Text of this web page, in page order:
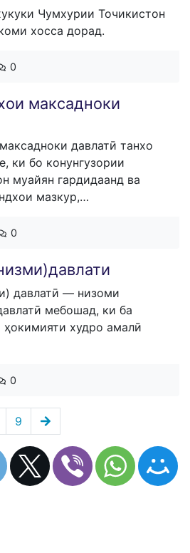
Чумхурии Точикистон
хосса дорад.
0
максадноки
давлатӣ танхо
ки бо конунгузории
муайян гардидаанд ва
мазкур,…
0
давлатӣ — низоми
мебошад, ки ба
ҳокимияти худро амалӣ
0
9